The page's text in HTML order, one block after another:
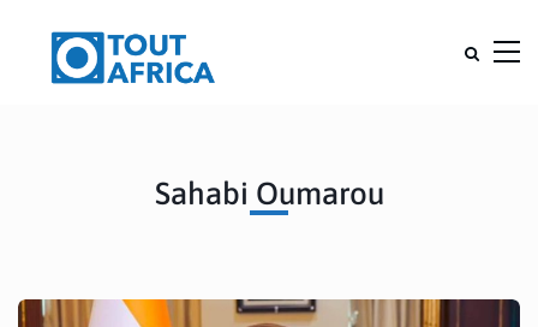
Sahabi Oumarou